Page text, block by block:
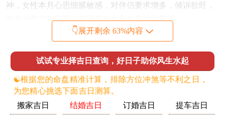
神，女性本月心思细腻敏感，对伴侣要求增多，倾诉欲旺，
然食神亦克制官星，言语无形中易伤及对方尊严。
若命局或流年逢「红鸾」「天喜」等吉星。此月伏吟反可能
促成婚事之议，然过程必有反复磋商。孤身者，劫财旺则竞
争者众，遇心仪之人也易陷入多角纠葛；故祈求姻缘与合，
当重在「化解宿怨」与「滋养情分」，非强求新缘。
至若健康平安，火土过旺，最伤肺金与肾水。呼吸为你旧
疾，皮肤燥痒、心浮气躁，失眠多梦之症易发，未土为脾
👇展开剩余 63%内容
试试专业择吉日查询，好日子助你风生水起
☯️根据您的命盘精准计算，排除方位冲煞等不利之日，
为您精心挑选下面吉日测算。
搬家吉日 结婚吉日 订婚吉日 提车吉日